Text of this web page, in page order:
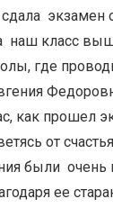
сдала
наш класс
где
как прошел
от
были очень
ее